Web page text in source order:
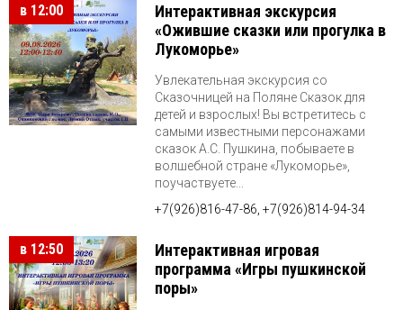
в 12:00
Интерактивная экскурсия
«Ожившие сказки или прогулка в
Лукоморье»
Увлекательная экскурсия со
Сказочницей на Поляне Сказок для
детей и взрослых! Вы встретитесь с
самыми известными персонажами
сказок А.С. Пушкина, побываете в
волшебной стране «Лукоморье»,
поучаствуете...
+7(926)816-47-86, +7(926)814-94-34
в 12:50
Интерактивная игровая
программа «Игры пушкинской
поры»